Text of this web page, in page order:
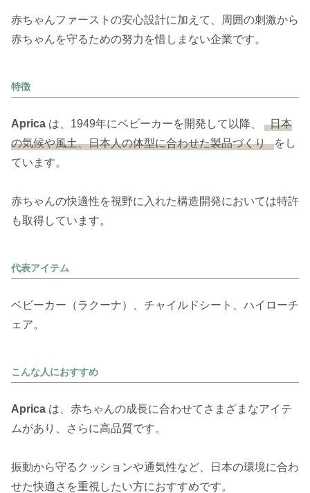
赤ちゃんファーストの安心設計に加えて、周囲の刺激から
赤ちゃんを守るための努力を惜しまない企業です。
特徴
Aprica は、1949年にベビーカーを開発して以降、
日本
の気候や風土、日本人の体型に合わせた製品づくり をし
ています。
赤ちゃんの快適性を視野に入れた構造開発においては特許
も取得しています。
代表アイテム
ベビーカー（ラクーナ）、チャイルドシート、ハイローチ
ェア。
こんな人におすすめ
Aprica は、赤ちゃんの成長に合わせてさまざまなアイテ
ムがあり、さらに高品質です。
振動から守るクッションや通気性など、日本の環境に合わ
せた快適さを重視したい方におすすめです。